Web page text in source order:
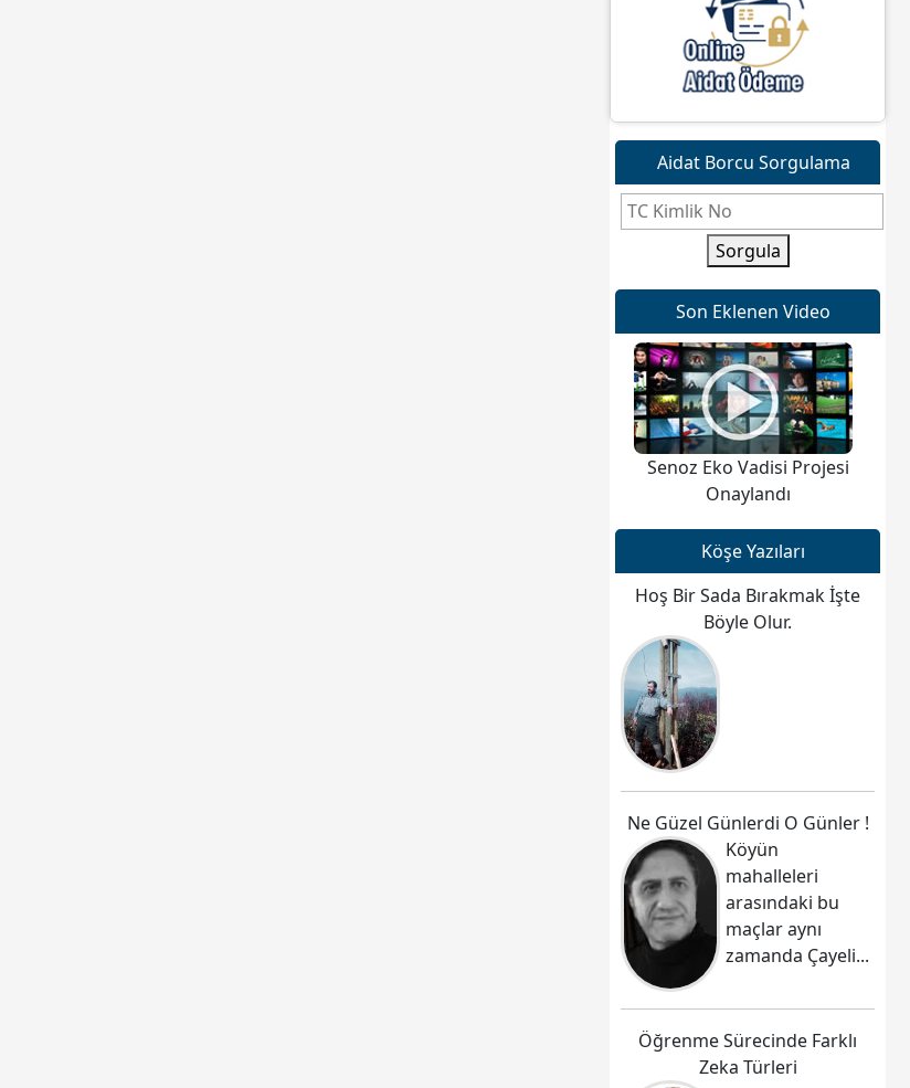
Aidat Borcu Sorgulama
Sorgula
Son Eklenen Video
Senoz Eko Vadisi Projesi
Onaylandı
Köşe Yazıları
Hoş Bir Sada Bırakmak İşte
Böyle Olur.
Ne Güzel Günlerdi O Günler !
Köyün
mahalleleri
arasındaki bu
maçlar aynı
zamanda Çayeli...
Öğrenme Sürecinde Farklı
Zeka Türleri